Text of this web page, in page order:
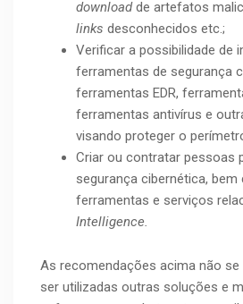
downloadde artefatos
links desconhecidos etc.;
Verificar a possibilidade de
ferramentas de segurança
ferramentas EDR,
ferramentas antivírus e
visando proteger o
Criar ou contratar pessoas
segurança cibernética,
ferramentas e serviços
Intelligence.
As recomendações acima não se
ser utilizadas outras soluções e